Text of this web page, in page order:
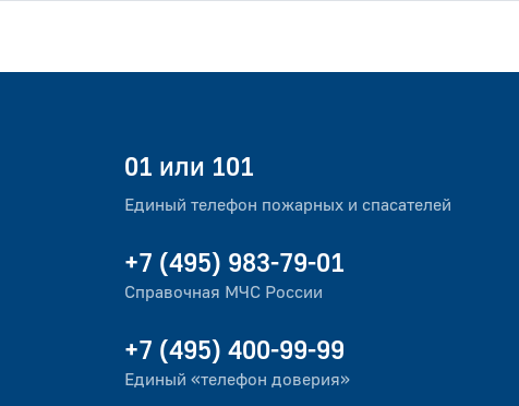
01 или 101
Единый телефон пожарных и спасателей
+7 (495) 983-79-01
Справочная МЧС России
+7 (495) 400-99-99
Единый «телефон доверия»